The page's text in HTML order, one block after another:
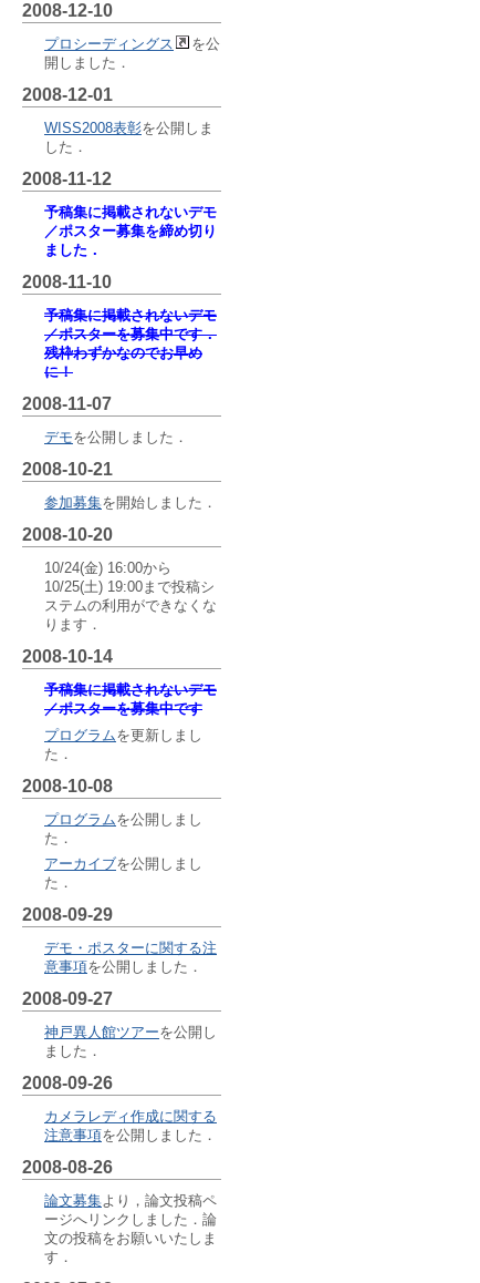
2008-12-10
プロシーディングス
を公
開しました．
2008-12-01
WISS2008表彰を公開しま
した．
2008-11-12
予稿集に掲載されないデモ
／ポスター募集を締め切り
ました．
2008-11-10
予稿集に掲載されないデモ
／ポスターを募集中です．
残枠わずかなのでお早め
に！
2008-11-07
デモを公開しました．
2008-10-21
参加募集を開始しました．
2008-10-20
10/24(金) 16:00から
10/25(土) 19:00まで投稿シ
ステムの利用ができなくな
ります．
2008-10-14
予稿集に掲載されないデモ
／ポスターを募集中です
プログラムを更新しまし
た．
2008-10-08
プログラムを公開しまし
た．
アーカイブを公開しまし
た．
2008-09-29
デモ・ポスターに関する注
意事項を公開しました．
2008-09-27
神戸異人館ツアーを公開し
ました．
2008-09-26
カメラレディ作成に関する
注意事項を公開しました．
2008-08-26
論文募集より，論文投稿ペ
ージへリンクしました．論
文の投稿をお願いいたしま
す．